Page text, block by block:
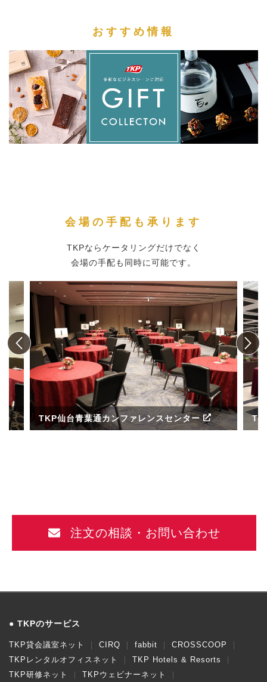
おすすめ情報
会場の手配も承ります
TKPならケータリングだけでなく
会場の手配も同時に可能です。
TKP仙台青葉通カンファレンスセンター
ル
注文の相談・お問い合わせ
TKPのサービス
TKP貸会議室ネット CIRQ fabbit
CROSSCOOP
TKPレンタルオフィスネット
TKP Hotels & Resorts
TKP研修ネット
TKPウェビナーネット